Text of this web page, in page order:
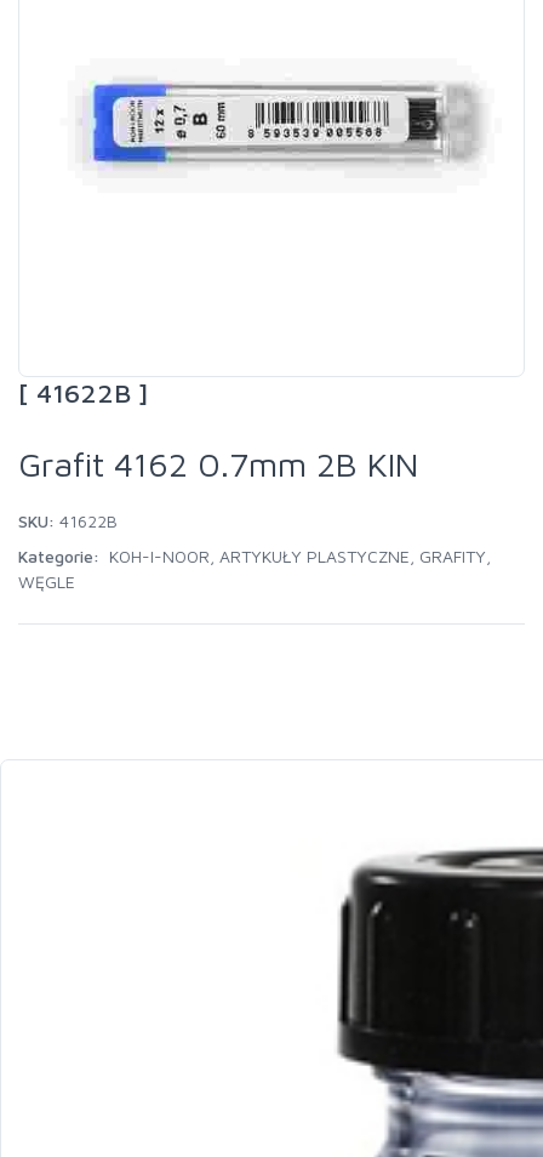
[ 41622B ]
Grafit 4162 0.7mm 2B KIN
SKU: 41622B
Kategorie:
KOH-I-NOOR ARTYKUŁY PLASTYCZNE GRAFITY,
WĘGLE